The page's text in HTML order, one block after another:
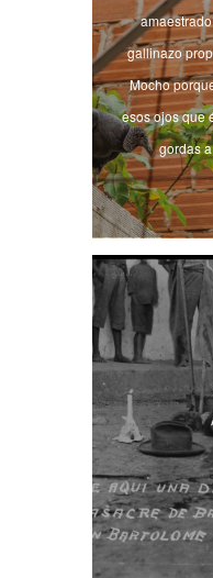
gallinazo
Mocho
esos ojos que
gordas